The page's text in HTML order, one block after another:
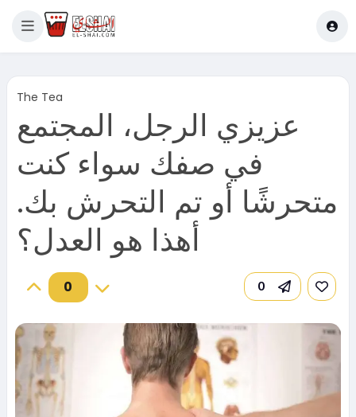
The Tea
عزيزي الرجل، المجتمع
في صفك سواء كنت
متحرشًا أو تم التحرش بك.
أهذا هو العدل؟
0 0